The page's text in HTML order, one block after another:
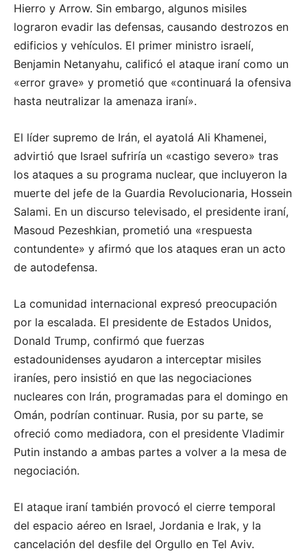
Hierro y Arrow. Sin embargo, algunos misiles
lograron evadir las defensas, causando destrozos en
edificios y vehículos. El primer ministro israelí,
Benjamin Netanyahu, calificó el ataque iraní como un
«error grave» y prometió que «continuará la ofensiva
hasta neutralizar la amenaza iraní».
El líder supremo de Irán, el ayatolá Ali Khamenei,
advirtió que Israel sufriría un «castigo severo» tras
los ataques a su programa nuclear, que incluyeron la
muerte del jefe de la Guardia Revolucionaria, Hossein
Salami. En un discurso televisado, el presidente iraní,
Masoud Pezeshkian, prometió una «respuesta
contundente» y afirmó que los ataques eran un acto
de autodefensa.
La comunidad internacional expresó preocupación
por la escalada. El presidente de Estados Unidos,
Donald Trump, confirmó que fuerzas
estadounidenses ayudaron a interceptar misiles
iraníes, pero insistió en que las negociaciones
nucleares con Irán, programadas para el domingo en
Omán, podrían continuar. Rusia, por su parte, se
ofreció como mediadora, con el presidente Vladimir
Putin instando a ambas partes a volver a la mesa de
negociación.
El ataque iraní también provocó el cierre temporal
del espacio aéreo en Israel, Jordania e Irak, y la
cancelación del desfile del Orgullo en Tel Aviv.